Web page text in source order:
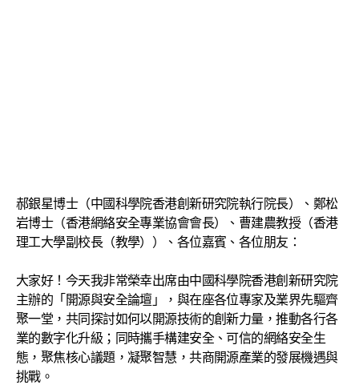
郝銀星博士（中國科學院香港創新研究院執行院長）、鄭松
岩博士（香港網絡安全專業協會會長）、曹建農教授（香港
理工大學副校長（教學））、各位嘉賓、各位朋友：
大家好！今天我非常榮幸出席由中國科學院香港創新研究院
主辦的「開源與安全論壇」，與在座各位專家及業界先驅齊
聚一堂，共同探討如何以開源技術的創新力量，推動各行各
業的數字化升級；同時攜手構建安全、可信的網絡安全生
態，聚焦核心議題，凝聚智慧，共商開源產業的發展機遇與
挑戰。